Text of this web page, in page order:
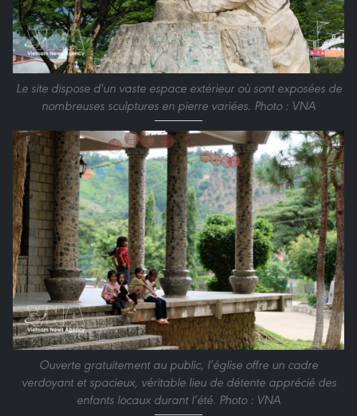
Le site dispose d'un vaste espace extérieur où sont exposées de
nombreuses sculptures en pierre variées. Photo : VNA
Ouverte gratuitement au public, l’église offre un cadre
verdoyant et spacieux, véritable lieu de détente apprécié des
enfants locaux durant l’été. Photo : VNA